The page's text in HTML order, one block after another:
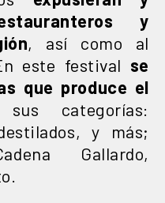
y
, así como al
este festival se
que produce el
categorías:
y más;
Gallardo,